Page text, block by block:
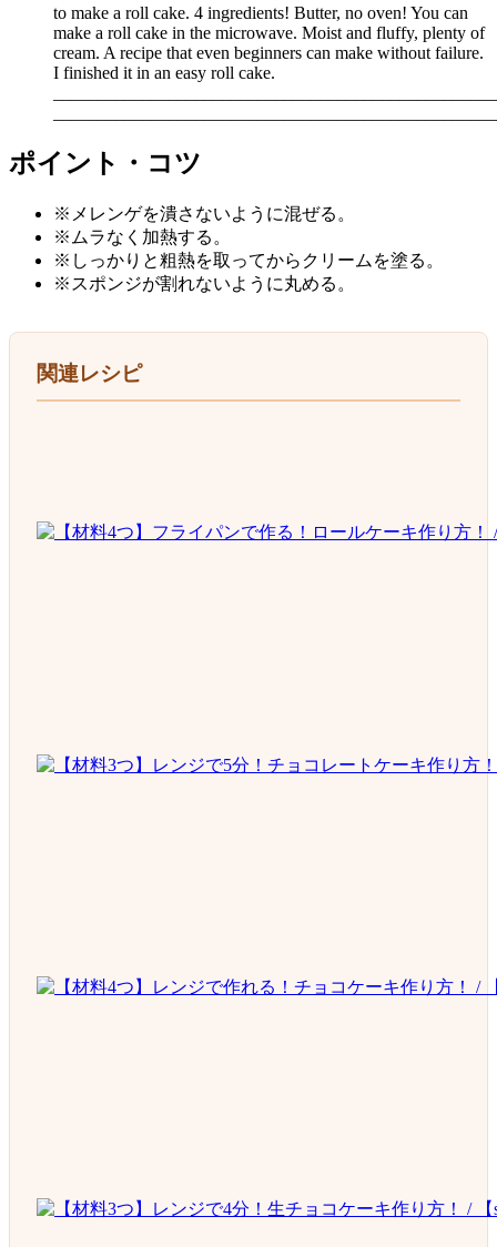
to make a roll cake. 4 ingredients! Butter, no oven! You can
make a roll cake in the microwave. Moist and fluffy, plenty of
cream. A recipe that even beginners can make without failure.
I finished it in an easy roll cake.
ポイント・コツ
※メレンゲを潰さないように混ぜる。
※ムラなく加熱する。
※しっかりと粗熱を取ってからクリームを塗る。
※スポンジが割れないように丸める。
関連レシピ